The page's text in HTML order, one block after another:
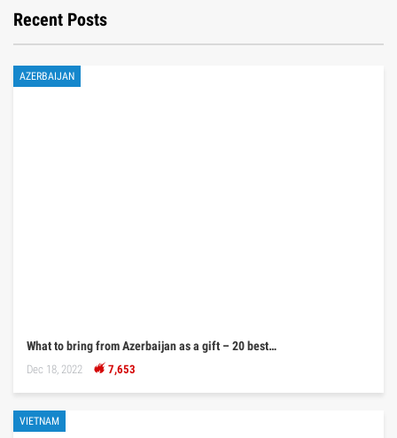
Recent Posts
AZERBAIJAN
What to bring from Azerbaijan as a gift – 20 best…
Dec 18, 2022 7,653
VIETNAM